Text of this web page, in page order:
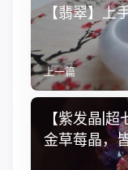
【翡翠】上
上一篇
【紫发晶|
金草莓晶，